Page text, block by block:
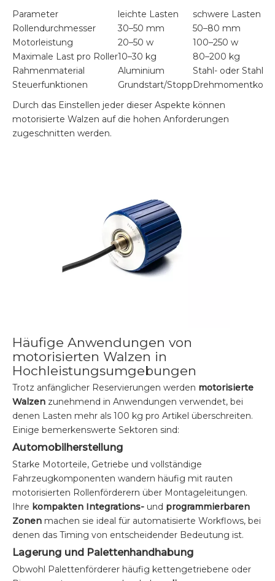
Parameter
leichte Lasten
schwere Lasten
Rollendurchmesser
30–50 mm
50–80 mm
Motorleistung
20–50 w
100–250 w
Maximale Last pro Roller10–30 kg
80–200 kg
Rahmenmaterial
Aluminium
Stahl- oder
Steuerfunktionen
Grundstart/Stopp
Durch das Einstellen jeder dieser Aspekte können
motorisierte Walzen auf die hohen Anforderungen
zugeschnitten werden.
Häufige Anwendungen von
motorisierten Walzen in
Hochleistungsumgebungen
Trotz anfänglicher Reservierungen werden motorisierte
Walzen zunehmend in Anwendungen verwendet, bei
denen Lasten mehr als 100 kg pro Artikel überschreiten.
Einige bemerkenswerte Sektoren sind:
Automobilherstellung
Starke Motorteile, Getriebe und vollständige
Fahrzeugkomponenten wandern häufig mit rauten
motorisierten Rollenförderern über Montageleitungen.
Ihre kompakten Integrations- und programmierbaren
Zonen machen sie ideal für automatisierte Workflows, bei
denen das Timing von entscheidender Bedeutung ist.
Lagerung und Palettenhandhabung
Obwohl Palettenförderer häufig kettengetriebene oder